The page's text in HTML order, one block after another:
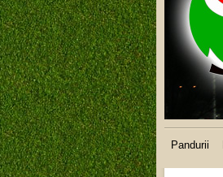
Pandurii